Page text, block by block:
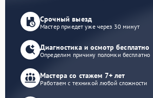
Срочный выезд
Мастер приедет уже через 30 минут
Диагностика и осмотр бесплатно
Определим причину поломки бесплатно
Мастера со стажем 7+ лет
Работаем с техникой любой сложности